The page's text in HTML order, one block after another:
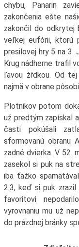
chybu, Panarin
zakončenia ešte
zakončil do odkrytej
veľkej eufórii, ktorú
presilovej hry 5 na 3.
Krug nádherne trafil
ľavou žŕdkou. Od
najmä v obrane
Plotnikov potom
už predtým zapískal
časti pokúšali
sformovanú obranu
zadné dvierka. V 52.
zasekol si puk na
iba ťažko
2:3, keď si puk
favoritovi
vyrovnaniu mu už
do prázdnej bránky